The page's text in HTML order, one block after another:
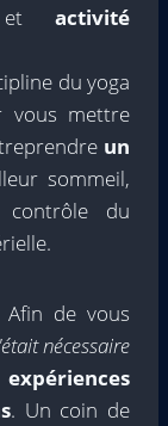
activité
du yoga
mettre
un
sommeil,
contrôle du
Afin de vous
nécessaire
. Un coin de